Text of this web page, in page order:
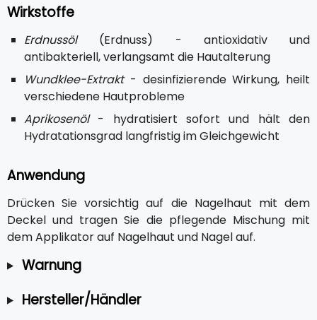
Wirkstoffe
Erdnussöl(Erdnuss) - antioxidativ und
antibakteriell, verlangsamt die Hautalterung
Wundklee-Extrakt- desinfizierende Wirkung, heilt
verschiedene Hautprobleme
Aprikosenöl- hydratisiert sofort und hält den
Hydratationsgrad langfristig im Gleichgewicht
Anwendung
Drücken Sie vorsichtig auf die Nagelhaut mit dem
Deckel und tragen Sie die pflegende Mischung mit
dem Applikator auf Nagelhaut und Nagel auf.
Warnung
Hersteller/Händler